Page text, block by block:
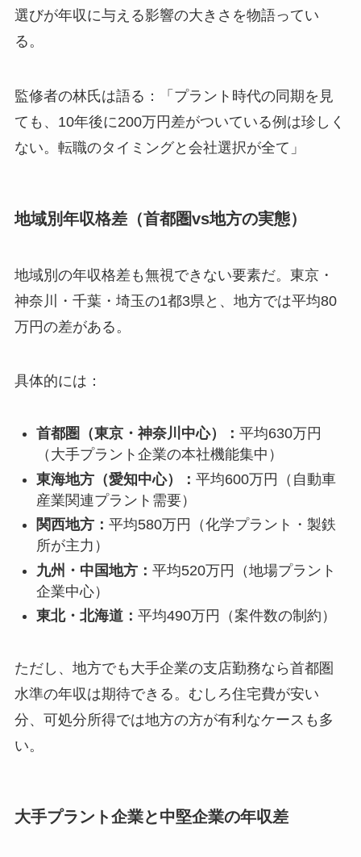
選びが年収に与える影響の大きさを物語ってい
る。
監修者の林氏は語る：「プラント時代の同期を見
ても、10年後に200万円差がついている例は珍しく
ない。転職のタイミングと会社選択が全て」
地域別年収格差（首都圏vs地方の実態）
地域別の年収格差も無視できない要素だ。東京・
神奈川・千葉・埼玉の1都3県と、地方では平均80
万円の差がある。
具体的には：
首都圏（東京・神奈川中心）： 平均630万円
（大手プラント企業の本社機能集中）
東海地方（愛知中心）： 平均600万円（自動車
産業関連プラント需要）
関西地方： 平均580万円（化学プラント・製鉄
所が主力）
九州・中国地方： 平均520万円（地場プラント
企業中心）
東北・北海道： 平均490万円（案件数の制約）
ただし、地方でも大手企業の支店勤務なら首都圏
水準の年収は期待できる。むしろ住宅費が安い
分、可処分所得では地方の方が有利なケースも多
い。
大手プラント企業と中堅企業の年収差